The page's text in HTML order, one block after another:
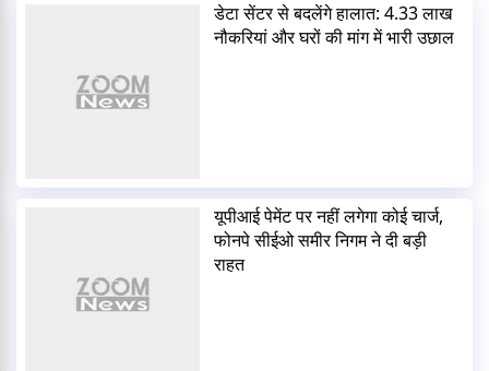
डेटा सेंटर से बदलेंगे हालात: 4.33 लाख
नौकरियां और घरों की मांग में भारी उछाल
यूपीआई पेमेंट पर नहीं लगेगा कोई चार्ज,
फोनपे सीईओ समीर निगम ने दी बड़ी
राहत